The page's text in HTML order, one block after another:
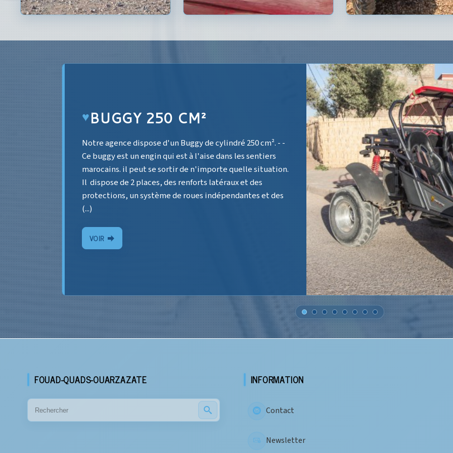
♥YAMAHA BRUIN 350 CM²
Notre agence dispose de 3 quads de marque Yamaha, de
cylindré 350 cm². - - Les quads Yamaha sont reconnus pour
être simples d'utilisation, que ce soit pour les débutants
ou les pilotes confirmés. Ils sont très maniables et
confortables, et très bien entretenus. - - Ils seront vos (...)
FOUAD-QUADS-OUARZAZATE INFORMATION
Contact
Newsletter